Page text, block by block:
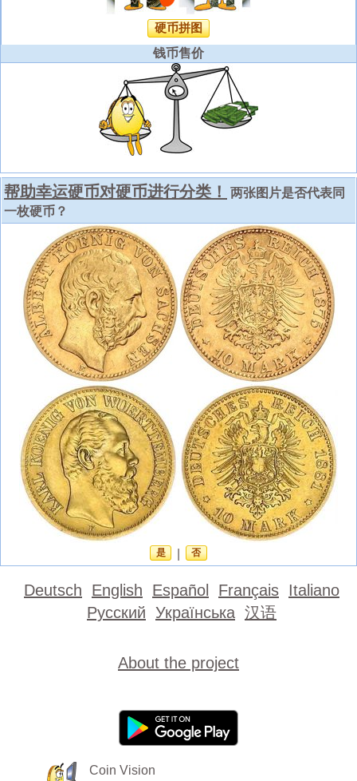
硬币拼图
钱币售价
帮助幸运硬币对硬币进行分类！
两张图片是否代表同
一枚硬币？
是 否
Deutsch English Español Français Italiano
Русский Українська 汉语
About the project
Coin Vision